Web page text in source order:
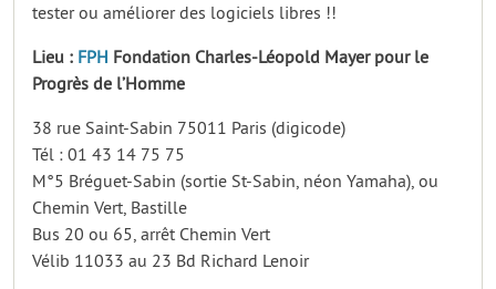
tester ou améliorer des logiciels libres !!
Lieu : FPH Fondation Charles-Léopold Mayer pour le
Progrès de l’Homme
38 rue Saint-Sabin 75011 Paris (digicode)
Tél : 01 43 14 75 75
M°5 Bréguet-Sabin (sortie St-Sabin, néon Yamaha), ou
Chemin Vert, Bastille
Bus 20 ou 65, arrêt Chemin Vert
Vélib 11033 au 23 Bd Richard Lenoir